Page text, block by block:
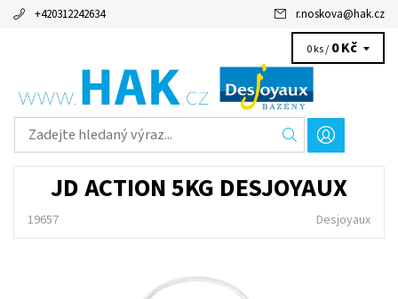
+420312242634 r.noskova@hak.cz
0 ks / 0 Kč
JD ACTION 5KG DESJOYAUX
19657 Desjoyaux